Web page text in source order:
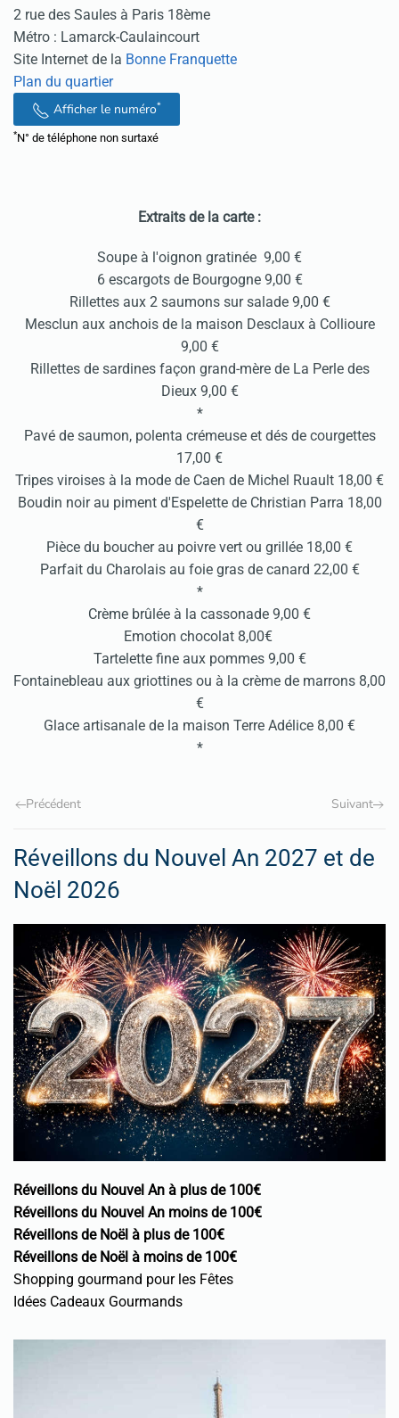
2 rue des Saules à Paris 18ème
Métro : Lamarck-Caulaincourt
Site Internet de la Bonne Franquette
Plan du quartier
Afficher le numéro*
*N° de téléphone non surtaxé
Extraits de la carte :
Soupe à l'oignon gratinée 9,00 €
6 escargots de Bourgogne 9,00 €
Rillettes aux 2 saumons sur salade 9,00 €
Mesclun aux anchois de la maison Desclaux à Collioure
9,00 €
Rillettes de sardines façon grand-mère de La Perle des
Dieux 9,00 €
*
Pavé de saumon, polenta crémeuse et dés de courgettes
17,00 €
Tripes viroises à la mode de Caen de Michel Ruault 18,00 €
Boudin noir au piment d'Espelette de Christian Parra 18,00
€
Pièce du boucher au poivre vert ou grillée 18,00 €
Parfait du Charolais au foie gras de canard 22,00 €
*
Crème brûlée à la cassonade 9,00 €
Emotion chocolat 8,00€
Tartelette fine aux pommes 9,00 €
Fontainebleau aux griottines ou à la crème de marrons 8,00
€
Glace artisanale de la maison Terre Adélice 8,00 €
*
Précédent Suivant
Réveillons du Nouvel An 2027 et de
Noël 2026
Réveillons du Nouvel An à plus de 100€
Réveillons du Nouvel An moins de 100€
Réveillons de Noël à plus de 100€
Réveillons de Noël à moins de 100€
Shopping gourmand pour les Fêtes
Idées Cadeaux Gourmands